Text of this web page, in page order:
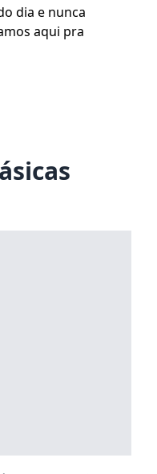
dia e nunca
aqui pra